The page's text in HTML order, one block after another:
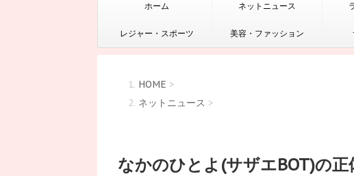
ホーム ネットニュース
レジャー・スポーツ 美容・ファッション
HOME >
ネットニュース >
なかのひとよ(サザエBOT)の